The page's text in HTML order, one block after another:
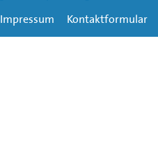
Impressum
Kontaktformular